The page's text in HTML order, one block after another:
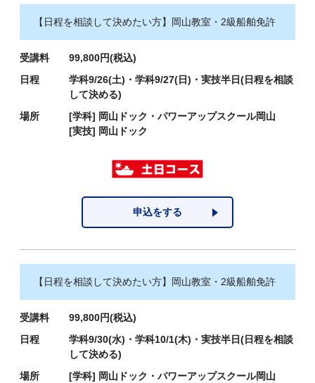
【日程を相談して決めたい方】岡山教室・2級船舶免許
受講料
99,800円(税込)
日程
学科9/26(土)・学科9/27(日)・実技半日(日程を相談
して決める)
場所
[学科] 岡山ドック・パワーアップスクール岡山
[実技] 岡山ドック
申込をする
【日程を相談して決めたい方】岡山教室・2級船舶免許
受講料
99,800円(税込)
日程
学科9/30(水)・学科10/1(木)・実技半日(日程を相談
して決める)
場所
[学科] 岡山ドック・パワーアップスクール岡山